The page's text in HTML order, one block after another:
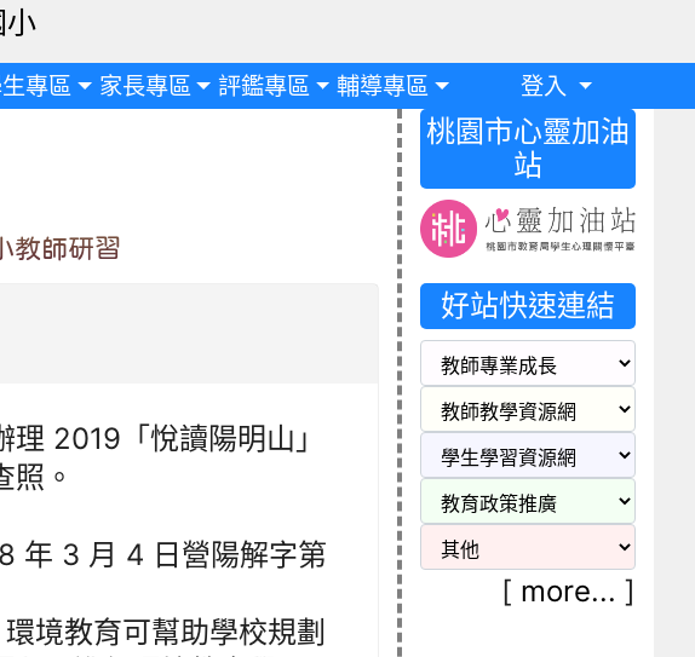
專區 家長專區 評鑑專區 輔導專區 登入
教師研習
2019「悅讀陽明山」
。
年 3 月 4 日營陽解字第
境教育可幫助學校規劃
桃園市心靈加油
站
好站快速連結
[ more... ]